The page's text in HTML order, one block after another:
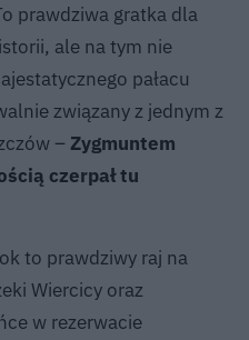
prawdziwa gratka dla
ale na tym nie
pałacu
związany z jednym z
– Zygmuntem
czerpał tu
to prawdziwy raj na
Wiercicy oraz
w rezerwacie